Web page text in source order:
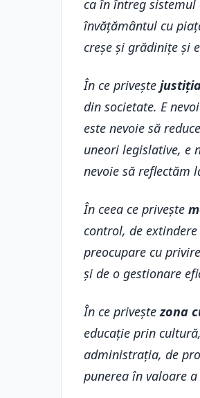
ca în întreg
învățământul cu
creșe și grădinițe și
În ce privește
din societate. E
este nevoie să
uneori legislative, e
nevoie să reflectăm
În ceea ce privește
control, de
preocupare cu
și de o gestionare
În ce priveștezona
educație prin
administrația, de
punerea în valoare